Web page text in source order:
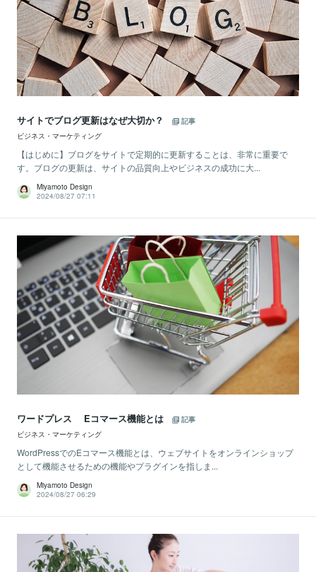
サイトでブログ更新はなぜ大切か？
記事
ビジネス・マーケティング
【はじめに】ブログをサイトで定期的に更新することは、非常に重要で
す。ブログの更新は、サイトの品質向上やビジネスの成功に大...
Miyamoto Design
2024/08/27 07:11
ワードプレス Eコマース機能とは
記事
ビジネス・マーケティング
WordPressでのEコマース機能とは、ウェブサイトをオンラインショップ
として機能させるための機能やプラグインを指しま...
Miyamoto Design
2024/08/27 06:29